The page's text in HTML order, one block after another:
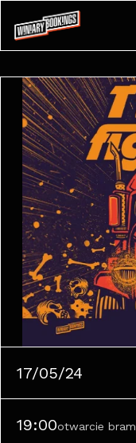
17/05/24
19:00otwarcie bram